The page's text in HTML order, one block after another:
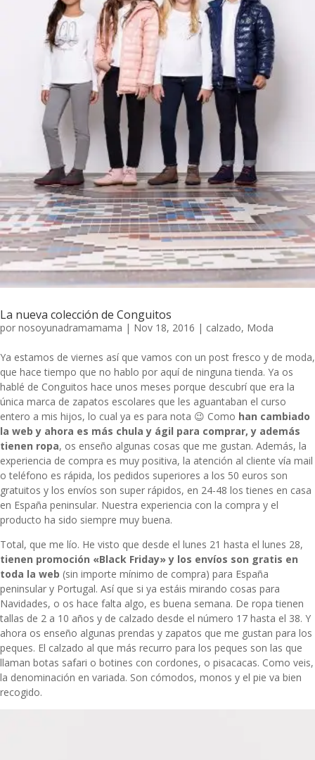
La nueva colección de Conguitos
por nosoyunadramamama | Nov 18, 2016 | calzado, Moda
Ya estamos de viernes así que vamos con un post fresco y de moda,
que hace tiempo que no hablo por aquí de ninguna tienda. Ya os
hablé de Conguitos hace unos meses porque descubrí que era la
única marca de zapatos escolares que les aguantaban el curso
entero a mis hijos, lo cual ya es para nota 😉 Como han cambiado
la web y ahora es más chula y ágil para comprar, y además
tienen ropa, os enseño algunas cosas que me gustan. Además, la
experiencia de compra es muy positiva, la atención al cliente vía mail
o teléfono es rápida, los pedidos superiores a los 50 euros son
gratuitos y los envíos son super rápidos, en 24-48 los tienes en casa
en España peninsular. Nuestra experiencia con la compra y el
producto ha sido siempre muy buena.
Total, que me lío. He visto que desde el lunes 21 hasta el lunes 28,
tienen promoción «Black Friday» y los envíos son gratis en
toda la web (sin importe mínimo de compra) para España
peninsular y Portugal. Así que si ya estáis mirando cosas para
Navidades, o os hace falta algo, es buena semana. De ropa tienen
tallas de 2 a 10 años y de calzado desde el número 17 hasta el 38. Y
ahora os enseño algunas prendas y zapatos que me gustan para los
peques. El calzado al que más recurro para los peques son las que
llaman botas safari o botines con cordones, o pisacacas. Como veis,
la denominación en variada. Son cómodos, monos y el pie va bien
recogido.